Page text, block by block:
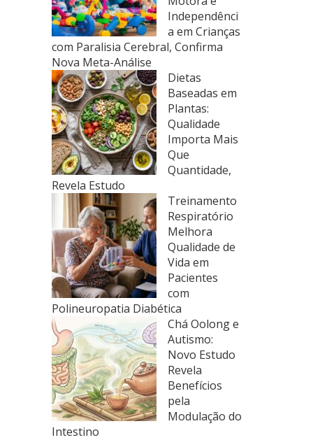
Independênci
a em Crianças
com Paralisia Cerebral, Confirma
Nova Meta-Análise
Dietas
Baseadas em
Plantas:
Qualidade
Importa Mais
Que
Quantidade,
Revela Estudo
Treinamento
Respiratório
Melhora
Qualidade de
Vida em
Pacientes
com
Polineuropatia Diabética
Chá Oolong e
Autismo:
Novo Estudo
Revela
Benefícios
pela
Modulação do
Intestino